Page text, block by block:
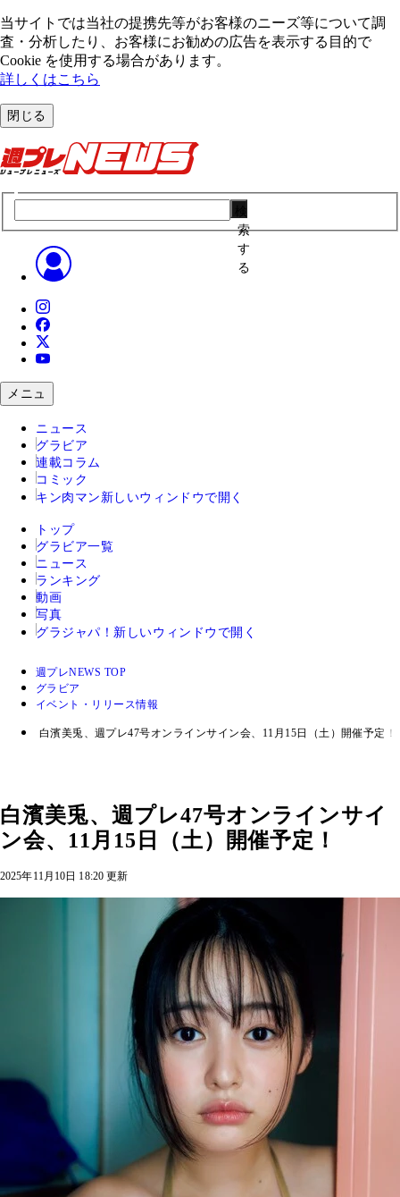
当サイトでは当社の提携先等がお客様のニーズ等について調
査・分析したり、お客様にお勧めの広告を表⽰する⽬的で
Cookie を使⽤する場合があります。
詳しくはこちら
閉じる
索
す
る
メニュ
ニュース
グラビア
連載コラム
コミック
キン肉マン 新しいウィンドウで開く
トップ
グラビア一覧
ニュース
ランキング
動画
写真
グラジャパ！ 新しいウィンドウで開く
週プレNEWS TOP
グラビア
イベント・リリース情報
白濱美兎、週プレ47号オンラインサイン会、11月15日（土）開催予定！
白濱美兎、週プレ47号オンラインサイ
ン会、11月15日（土）開催予定！
2025年11月10日 18:20 更新